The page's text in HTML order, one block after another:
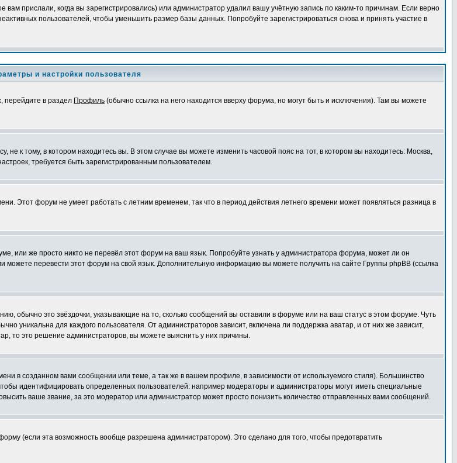
прислали, когда вы зарегистрировались) или администратор удалил вашу учётную запись по каким-то причинам. Если верно
пользователей, чтобы уменьшить размер базы данных. Попробуйте зарегистрироваться снова и принять участие в
и настройки пользователя
перейдите в раздел Профиль (обычно ссылка на него находится вверху форума, но могут быть и исключения). Там вы можете
к тому, в котором находитесь вы. В этом случае вы можете изменить часовой пояс на тот, в котором вы находитесь: Москва,
требуется быть зарегистрированным пользователем.
Этот форум не умеет работать с летним временем, так что в период действия летнего времени может появляться разница в
или же просто никто не перевёл этот форум на ваш язык. Попробуйте узнать у администратора форума, может ли он
можете перевести этот форум на свой язык. Дополнительную информацию вы можете получить на сайте Группы phpBB (ссылка
обычно это звёздочки, указывающие на то, сколько сообщений вы оставили в форуме или на ваш статус в этом форуме. Чуть
уникальна для каждого пользователя. От администраторов зависит, включена ли поддержка аватар, и от них же зависит,
то это решение администраторов, вы можете выяснить у них причины.
в созданном вами сообщении или теме, а так же в вашем профиле, в зависимости от используемого стиля). Большинство
идентифицировать определенных пользователей: например модераторы и администраторы могут иметь специальные
ваше звание, за это модератор или администратор может просто понизить количество отправленных вами сообщений.
(если эта возможность вообще разрешена администратором). Это сделано для того, чтобы предотвратить